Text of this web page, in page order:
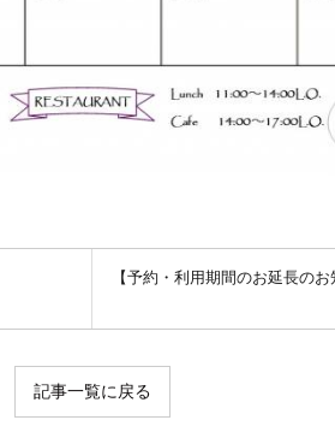
【予約・利用期間のお延長の
記事一覧に戻る